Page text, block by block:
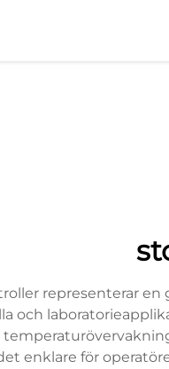
representerar
och
enklare för